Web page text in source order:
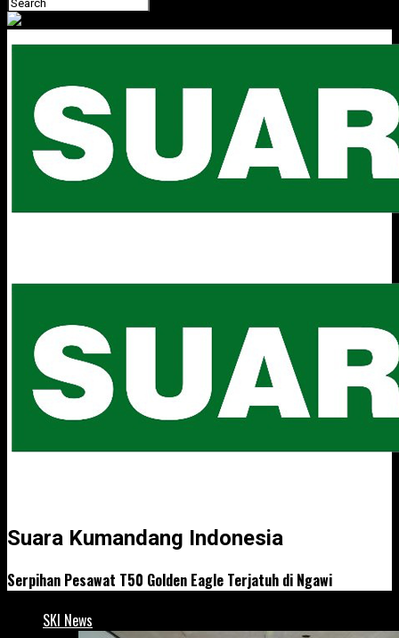
Suara Kumandang Indonesia
Serpihan Pesawat T50 Golden Eagle Terjatuh di Ngawi
SKI News